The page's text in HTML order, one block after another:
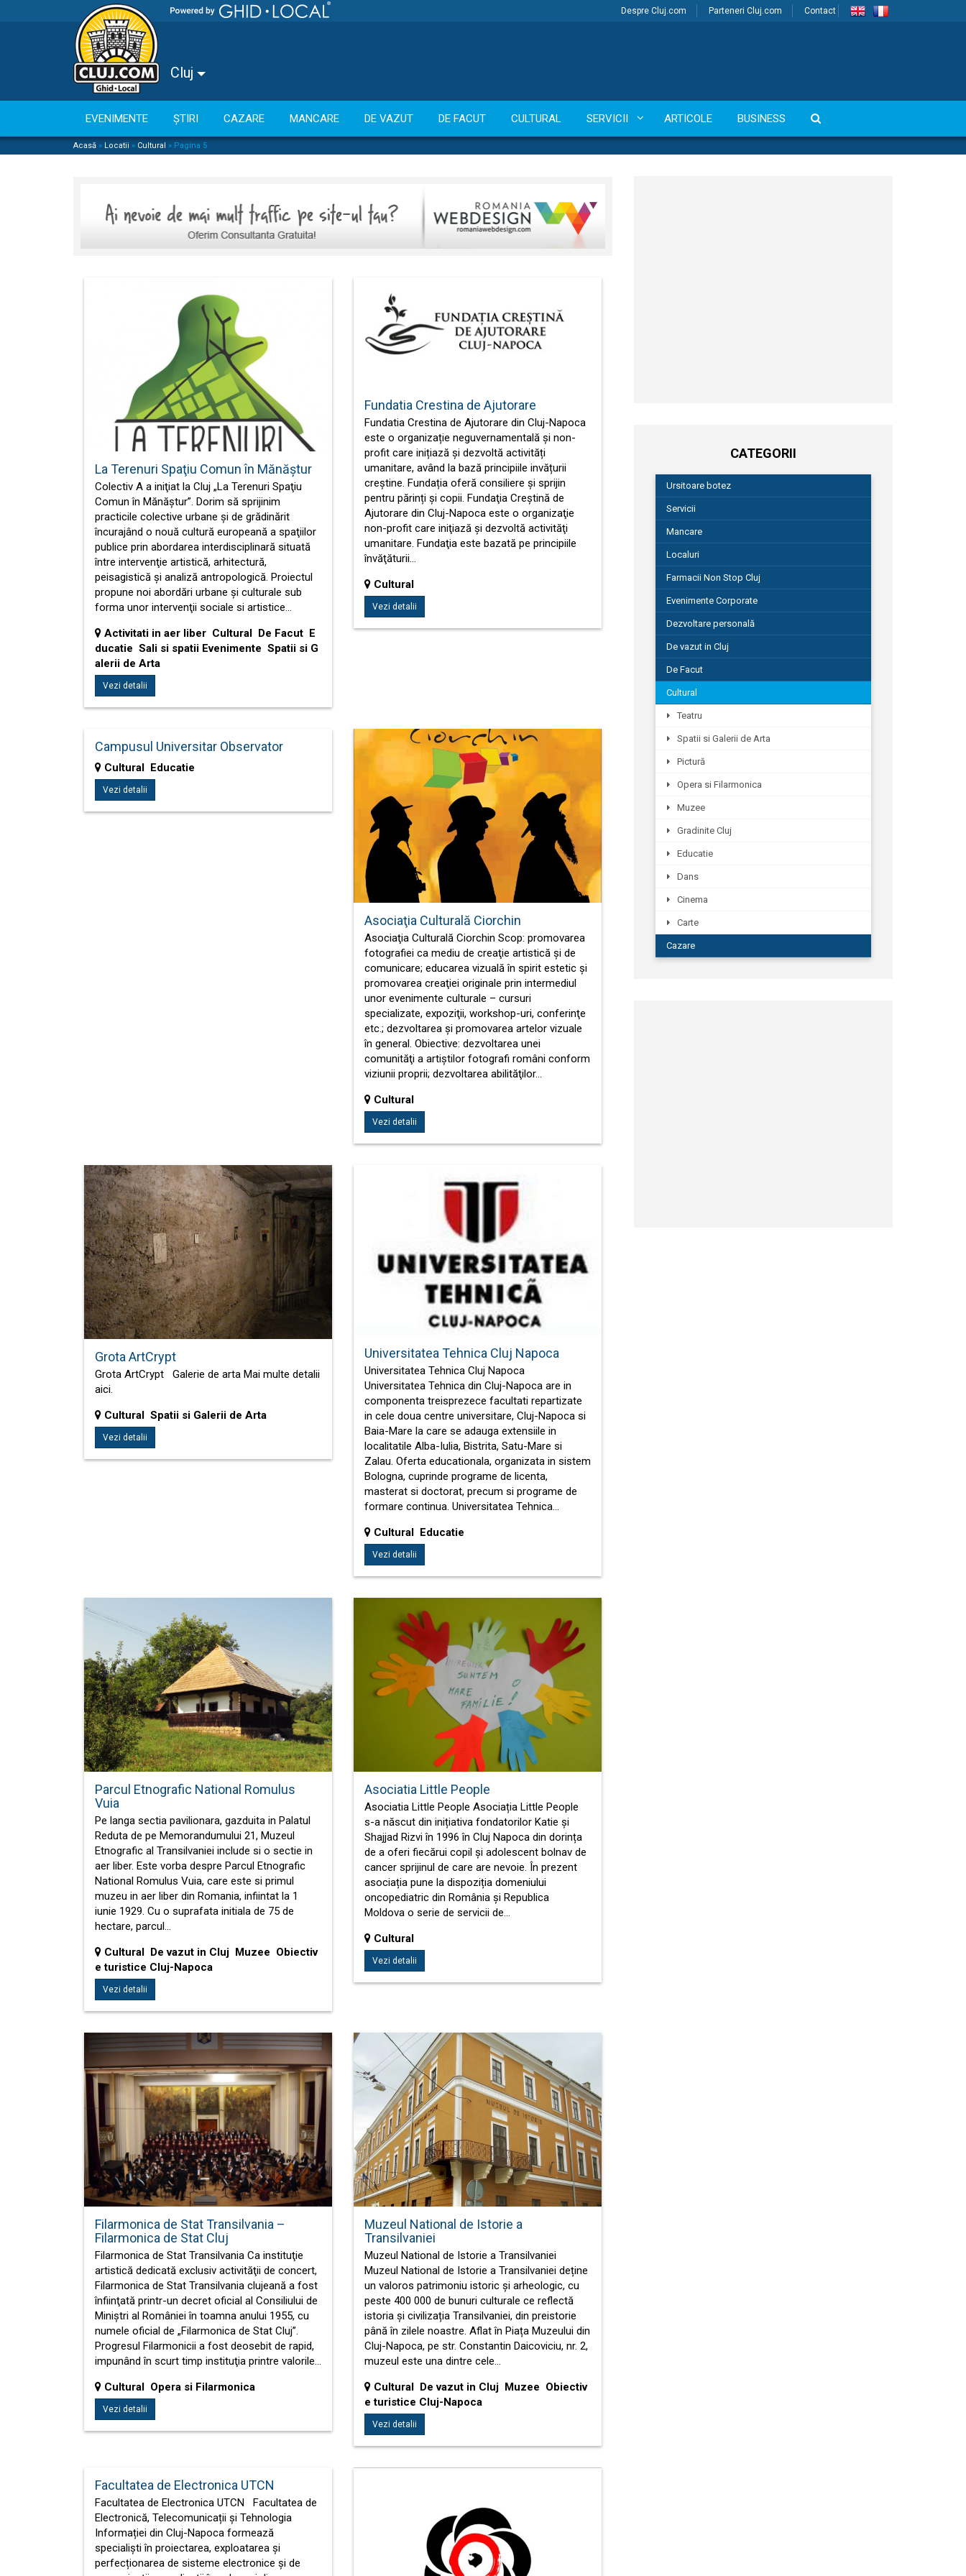
Despre Cluj.com Parteneri Cluj.com Contact
Cluj
EVENIMENTE ȘTIRI CAZARE MANCARE DE VAZUT DE FACUT CULTURAL SERVICII ARTICOLE BUSINESS
Acasă » Locatii » Cultural » Pagina 5
La Terenuri Spaţiu Comun în Mănăştur
Colectiv A a iniţiat la Cluj „La Terenuri Spaţiu
Comun în Mănăştur”. Dorim să sprijinim
practicile colective urbane şi de grădinărit
încurajând o nouă cultură europeană a spaţiilor
publice prin abordarea interdisciplinară situată
între intervenţie artistică, arhitectură,
peisagistică şi analiză antropologică. Proiectul
propune noi abordări urbane şi culturale sub
forma unor intervenţii sociale si artistice…
Activitati in aer liber Cultural De Facut E
ducatie Sali si spatii Evenimente Spatii si G
alerii de Arta
Vezi detalii
Fundatia Crestina de Ajutorare
Fundatia Crestina de Ajutorare din Cluj-Napoca
este o organizație neguvernamentală și non-
profit care inițiază și dezvoltă activități
umanitare, având la bază principiile invățurii
creștine. Fundația oferă consiliere și sprijin
pentru părinți și copii. Fundaţia Creştină de
Ajutorare din Cluj-Napoca este o organizaţie
non-profit care iniţiază şi dezvoltă activităţi
umanitare. Fundaţia este bazată pe principiile
învăţăturii…
Cultural
Vezi detalii
Campusul Universitar Observator
Cultural Educatie
Vezi detalii
Asociaţia Culturală Ciorchin
Asociaţia Culturală Ciorchin Scop: promovarea
fotografiei ca mediu de creaţie artistică şi de
comunicare; educarea vizuală în spirit estetic şi
promovarea creaţiei originale prin intermediul
unor evenimente culturale – cursuri
specializate, expoziţii, workshop-uri, conferinţe
etc.; dezvoltarea şi promovarea artelor vizuale
în general. Obiective: dezvoltarea unei
comunităţi a artiştilor fotografi români conform
viziunii proprii; dezvoltarea abilităţilor…
Cultural
Vezi detalii
Grota ArtCrypt
Grota ArtCrypt Galerie de arta Mai multe detalii
aici.
Cultural Spatii si Galerii de Arta
Vezi detalii
Universitatea Tehnica Cluj Napoca
Universitatea Tehnica Cluj Napoca
Universitatea Tehnica din Cluj-Napoca are in
componenta treisprezece facultati repartizate
in cele doua centre universitare, Cluj-Napoca si
Baia-Mare la care se adauga extensiile in
localitatile Alba-Iulia, Bistrita, Satu-Mare si
Zalau. Oferta educationala, organizata in sistem
Bologna, cuprinde programe de licenta,
masterat si doctorat, precum si programe de
formare continua. Universitatea Tehnica…
Cultural Educatie
Vezi detalii
Parcul Etnografic National Romulus
Vuia
Pe langa sectia pavilionara, gazduita in Palatul
Reduta de pe Memorandumului 21, Muzeul
Etnografic al Transilvaniei include si o sectie in
aer liber. Este vorba despre Parcul Etnografic
National Romulus Vuia, care este si primul
muzeu in aer liber din Romania, infiintat la 1
iunie 1929. Cu o suprafata initiala de 75 de
hectare, parcul…
Cultural De vazut in Cluj Muzee Obiectiv
e turistice Cluj-Napoca
Vezi detalii
Asociatia Little People
Asociatia Little People Asociația Little People
s-a născut din inițiativa fondatorilor Katie și
Shajjad Rizvi în 1996 în Cluj Napoca din dorința
de a oferi fiecărui copil și adolescent bolnav de
cancer sprijinul de care are nevoie. În prezent
asociația pune la dispoziția domeniului
oncopediatric din România și Republica
Moldova o serie de servicii de…
Cultural
Vezi detalii
Filarmonica de Stat Transilvania –
Filarmonica de Stat Cluj
Filarmonica de Stat Transilvania Ca instituţie
artistică dedicată exclusiv activităţii de concert,
Filarmonica de Stat Transilvania clujeană a fost
înfiinţată printr-un decret oficial al Consiliului de
Miniştri al României în toamna anului 1955, cu
numele oficial de „Filarmonica de Stat Cluj”.
Progresul Filarmonicii a fost deosebit de rapid,
impunând în scurt timp instituţia printre valorile…
Cultural Opera si Filarmonica
Vezi detalii
Muzeul National de Istorie a
Transilvaniei
Muzeul National de Istorie a Transilvaniei
Muzeul National de Istorie a Transilvaniei deține
un valoros patrimoniu istoric și arheologic, cu
peste 400 000 de bunuri culturale ce reflectă
istoria și civilizația Transilvaniei, din preistorie
până în zilele noastre. Aflat în Piața Muzeului din
Cluj-Napoca, pe str. Constantin Daicoviciu, nr. 2,
muzeul este una dintre cele…
Cultural De vazut in Cluj Muzee Obiectiv
e turistice Cluj-Napoca
Vezi detalii
Facultatea de Electronica UTCN
Facultatea de Electronica UTCN Facultatea de
Electronică, Telecomunicații și Tehnologia
Informației din Cluj-Napoca formează
specialiști în proiectarea, exploatarea și
perfecționarea de sisteme electronice și de
CATEGORII
Ursitoare botez
Servicii
Mancare
Localuri
Farmacii Non Stop Cluj
Evenimente Corporate
Dezvoltare personală
De vazut in Cluj
De Facut
Cultural
Teatru
Spatii si Galerii de Arta
Pictură
Opera si Filarmonica
Muzee
Gradinite Cluj
Educatie
Dans
Cinema
Carte
Cazare